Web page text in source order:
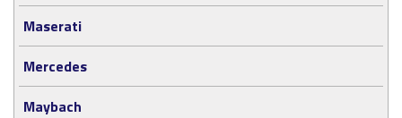
Maserati
Mercedes
Maybach